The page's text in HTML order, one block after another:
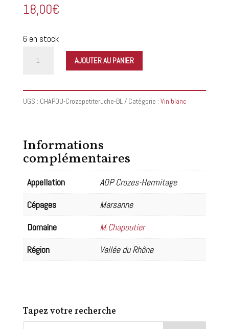
18,00€
6 en stock
CHAPOUTIER
Croze
Hermitage
Blanc
petite
ruche
AJOUTER AU PANIER
UGS : CHAPOU-Crozepetiteruche-BL Catégorie : Vin blanc
Informations
complémentaires
Appellation
AOP Crozes-Hermitage
Cépages
Marsanne
Domaine
M.Chapoutier
Région
Vallée du Rhône
Tapez votre recherche